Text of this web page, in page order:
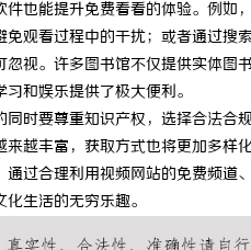
也能提升免费看看的体验。例
观看过程中的干扰；或者通过
视。许多图书馆不仅提供实体
和娱乐提供了极大便利。
时要尊重知识产权，选择合法
来越丰富，获取方式也将更加多样
过合理利用视频网站的免费频
生活的无穷乐趣。武汉配眼镜 上海配眼镜